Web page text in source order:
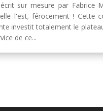
sur mesure par Fabrice
l'est, férocement ! Cette
investit totalement le
de ce...